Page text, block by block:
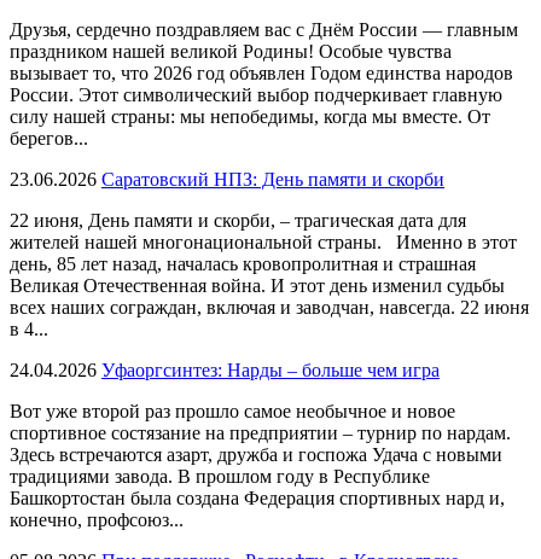
Друзья, сердечно поздравляем вас с Днём России — главным
праздником нашей великой Родины! Особые чувства
вызывает то, что 2026 год объявлен Годом единства народов
России. Этот символический выбор подчеркивает главную
силу нашей страны: мы непобедимы, когда мы вместе. От
берегов...
23.06.2026 Саратовский НПЗ: День памяти и скорби
22 июня, День памяти и скорби, – трагическая дата для
жителей нашей многонациональной страны. Именно в этот
день, 85 лет назад, началась кровопролитная и страшная
Великая Отечественная война. И этот день изменил судьбы
всех наших сограждан, включая и заводчан, навсегда. 22 июня
в 4...
24.04.2026 Уфаоргсинтез: Нарды – больше чем игра
Вот уже второй раз прошло самое необычное и новое
спортивное состязание на предприятии – турнир по нардам.
Здесь встречаются азарт, дружба и госпожа Удача с новыми
традициями завода. В прошлом году в Республике
Башкортостан была создана Федерация спортивных нард и,
конечно, профсоюз...